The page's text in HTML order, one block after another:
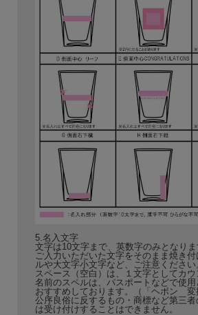
5.名入文字
文字は10文字まで、英数字のみとなりま
ご入力いただいた文字をそのまま焼き
ルや大文字小文字など、ご注意ください
スペース（空白）は、１文字としてカウ
名前のスペルは、パスポートなどで使
おすすめしております。（「ヘボン 変
公序良俗に反するもの・商標など第三
は受け付けすることはできません。